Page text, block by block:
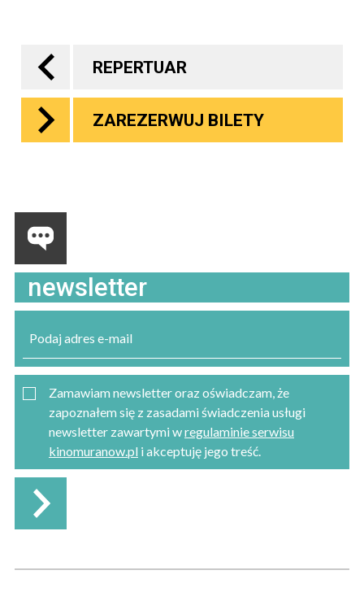
REPERTUAR
ZAREZERWUJ BILETY
newsletter
Zamawiam newsletter oraz oświadczam, że
zapoznałem się z zasadami świadczenia usługi
newsletter zawartymi wregulaminie serwisu
kinomuranow.pl i akceptuję jego treść.